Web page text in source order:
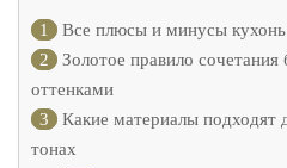
1
Все плюсы и минусы кухонь
2
Золотое правило сочетания
оттенками
3
Какие материалы подходят
тонах